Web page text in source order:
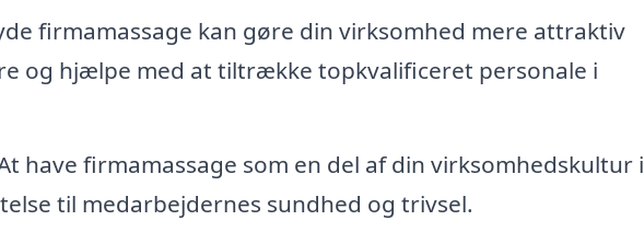
firmamassage kan gøre din virksomhed mere attraktiv
og hjælpe med at tiltrække topkvalificeret personale i
have firmamassage som en del af din virksomhedskultur i
til medarbejdernes sundhed og trivsel.